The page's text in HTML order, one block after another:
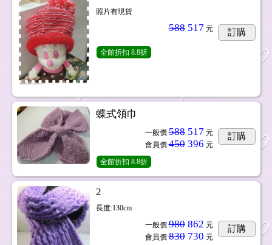
照片有現貨
588517 元 訂購
全館折扣 8.8折
蝶式領巾
一般價 588517 元
會員價 450396 元
訂購
全館折扣 8.8折
2
長度:130cm
一般價 980862 元
會員價 830730 元
訂購